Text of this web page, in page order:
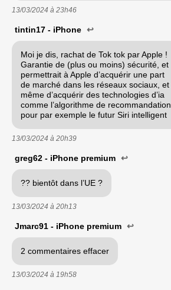
13/03/2024 à 23h46
tintin17 - iPhone ↩
Moi je dis, rachat de Tok tok par Apple !
Garantie de (plus ou moins) sécurité, et
permettrait à Apple d’acquérir une part
de marché dans les réseaux sociaux, et
même d’acquérir des technologies d’ia
comme l’algorithme de recommandation
pour par exemple le futur Siri intelligent
13/03/2024 à 20h39
greg62 - iPhone premium ↩
?? bientôt dans l’UE ?
13/03/2024 à 20h13
Jmarc91 - iPhone premium ↩
2 commentaires effacer
13/03/2024 à 19h58